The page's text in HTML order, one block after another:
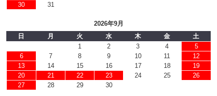
30
31
2026年9月
日
月 火 水 木 金
土
1
2 3 4
5
6
7 8 9 10 11
12
13
14 15 16 17 18
19
20
21 22 23 24 25
26
27
28 29 30